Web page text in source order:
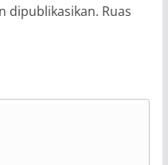
dipublikasikan. Ruas